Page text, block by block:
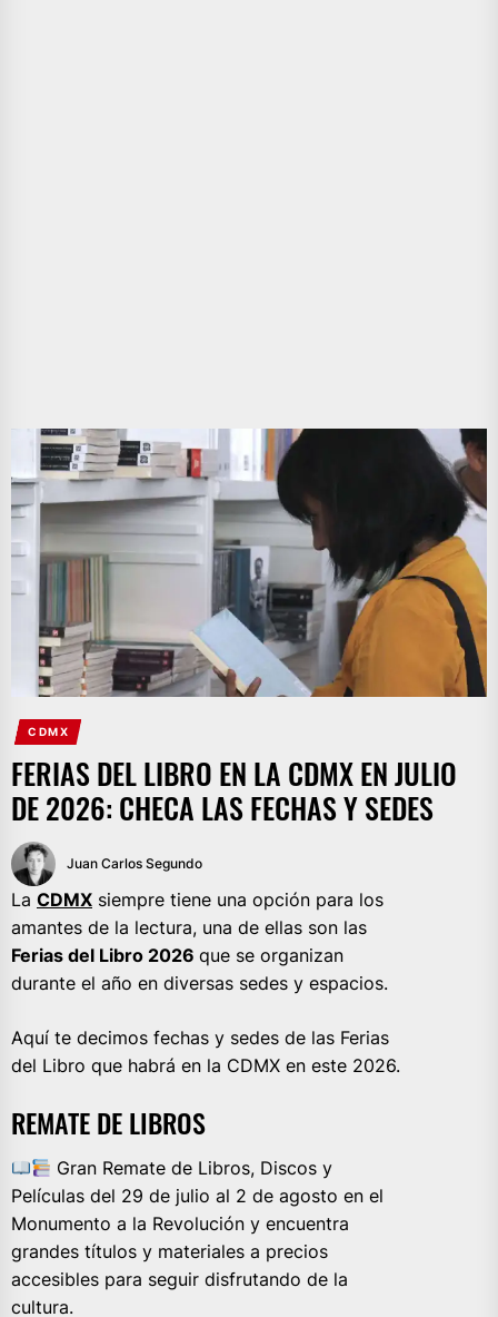
CDMX
FERIAS DEL LIBRO EN LA CDMX EN JULIO
DE 2026: CHECA LAS FECHAS Y SEDES
Juan Carlos Segundo
La CDMX siempre tiene una opción para los
amantes de la lectura, una de ellas son las
Ferias del Libro 2026 que se organizan
durante el año en diversas sedes y espacios.
Aquí te decimos fechas y sedes de las Ferias
del Libro que habrá en la CDMX en este 2026.
REMATE DE LIBROS
Gran Remate de Libros, Discos y
Películas del 29 de julio al 2 de agosto en el
Monumento a la Revolución y encuentra
grandes títulos y materiales a precios
accesibles para seguir disfrutando de la
cultura.